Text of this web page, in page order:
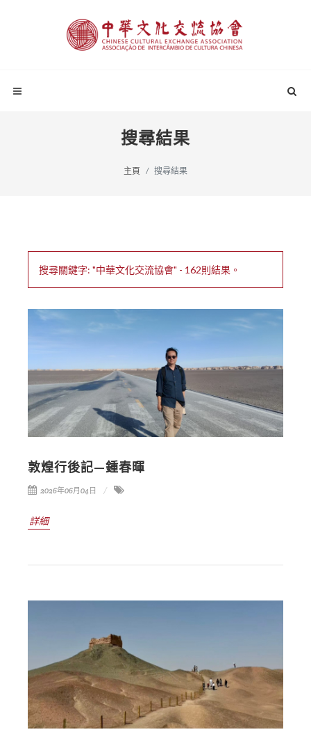
搜尋結果
主頁 搜尋結果
搜尋關鍵字: "中華文化交流協會" - 162則結果。
敦煌行後記—鍾春暉
2026年06月04日
詳細